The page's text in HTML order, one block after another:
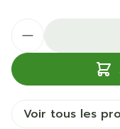
Voir tous les